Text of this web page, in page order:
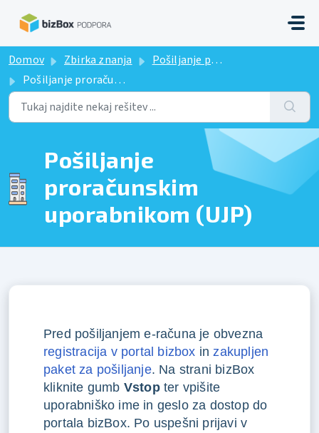
Domov Zbirka znanja
Pošiljanje proračunskim uporabnikom (UJP)
Pošiljanje proračunskim uporabnikom (UJP)
Pošiljanje
proračunskim
uporabnikom (UJP)
Pred pošiljanjem e-računa je obvezna
registracija v portal bizbox inzakupljen
paket za pošiljanje. Na strani bizBox
kliknite gumb Vstopter vpišite
uporabniško ime in geslo za dostop do
portala bizBox. Po uspešni prijavi v